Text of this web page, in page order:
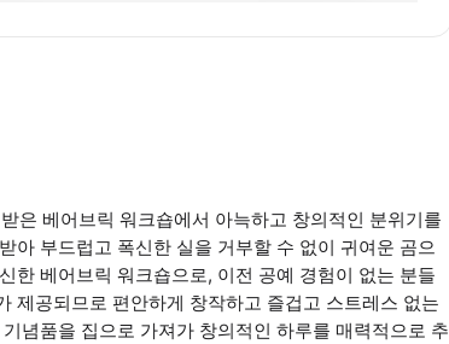
은 베어브릭 워크숍에서 아늑하고 창의적인 분위기를
아 부드럽고 폭신한 실을 거부할 수 없이 귀여운 곰으
한 베어브릭 워크숍으로, 이전 공예 경험이 없는 분들
제공되므로 편안하게 창작하고 즐겁고 스트레스 없는
념품을 집으로 가져가 창의적인 하루를 매력적으로 추